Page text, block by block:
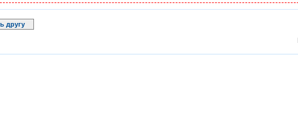
другу